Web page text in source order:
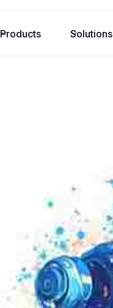
Products Solutions